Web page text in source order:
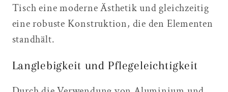
Tisch eine moderne Ästhetik und gleichzeitig
eine robuste Konstruktion, die den Elementen
standhält.
Langlebigkeit und Pflegeleichtigkeit